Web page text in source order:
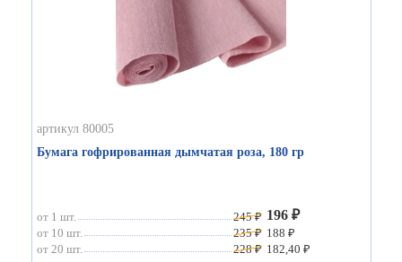
артикул 80005
Бумага гофрированная дымчатая роза, 180 гр
от 1 шт. 245 ₽ 196 ₽
от 10 шт. 235 ₽ 188 ₽
от 20 шт.
228 ₽ 182,40 ₽